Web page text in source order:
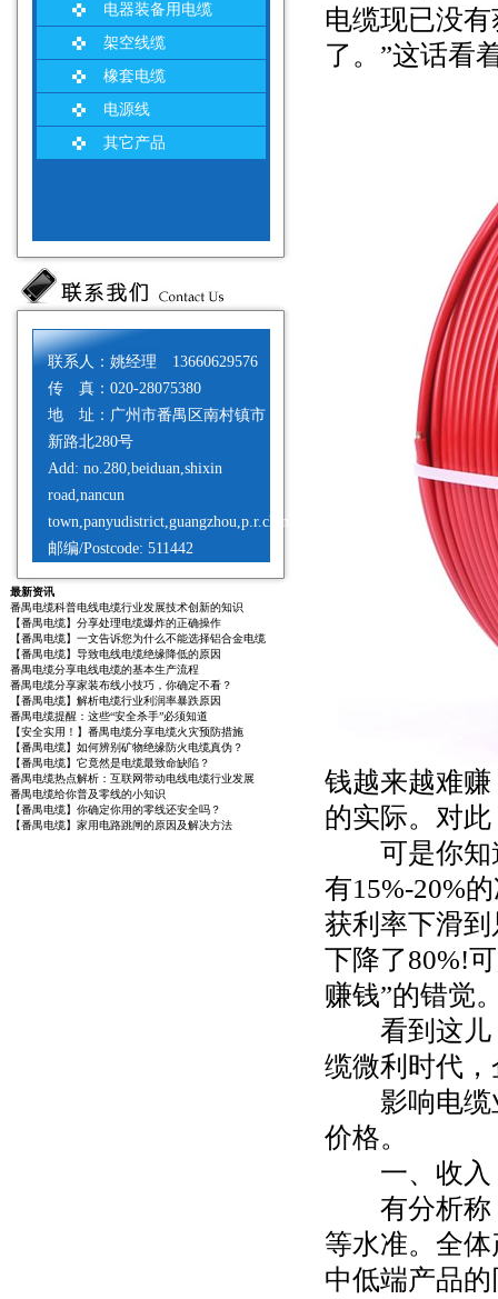
电器装备用电缆
架空线缆
橡套电缆
电源线
其它产品
联系人：姚经理 13660629576
传 真：020-28075380
地 址：广州市番禺区南村镇市
新路北280号
Add: no.280,beiduan,shixin
road,nancun
town,panyudistrict,guangzhou,p.r.china
邮编/Postcode: 511442
最新资讯
番禺电缆科普电线电缆行业发展技术创新的知识
【番禺电缆】分享处理电缆爆炸的正确操作
【番禺电缆】一文告诉您为什么不能选择铝合金电缆
【番禺电缆】导致电线电缆绝缘降低的原因
番禺电缆分享电线电缆的基本生产流程
番禺电缆分享家装布线小技巧，你确定不看？
【番禺电缆】解析电缆行业利润率暴跌原因
番禺电缆提醒：这些“安全杀手”必须知道
【安全实用！】番禺电缆分享电缆火灾预防措施
【番禺电缆】如何辨别矿物绝缘防火电缆真伪？
【番禺电缆】它竟然是电缆最致命缺陷？
番禺电缆热点解析：互联网带动电线电缆行业发展
番禺电缆给你普及零线的小知识
【番禺电缆】你确定你用的零线还安全吗？
【番禺电缆】家用电路跳闸的原因及解决方法
电缆现已没
了。”这话看
钱越来越难
的实际。对
可是你知道
有15%-20%
获利率下滑
下降了80%!
赚钱”的错觉
看到这儿，
缆微利时代
影响电缆业
价格。
一、收入
有分析称，
等水准。全
中低端产品